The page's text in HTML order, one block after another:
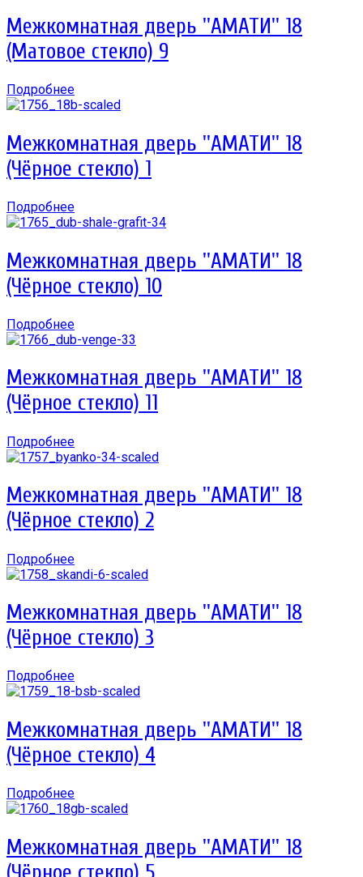
Межкомнатная дверь ''АМАТИ'' 18
(Матовое стекло) 9
Подробнее
Межкомнатная дверь ''АМАТИ'' 18
(Чёрное стекло) 1
Подробнее
Межкомнатная дверь ''АМАТИ'' 18
(Чёрное стекло) 10
Подробнее
Межкомнатная дверь ''АМАТИ'' 18
(Чёрное стекло) 11
Подробнее
Межкомнатная дверь ''АМАТИ'' 18
(Чёрное стекло) 2
Подробнее
Межкомнатная дверь ''АМАТИ'' 18
(Чёрное стекло) 3
Подробнее
Межкомнатная дверь ''АМАТИ'' 18
(Чёрное стекло) 4
Подробнее
Межкомнатная дверь ''АМАТИ'' 18